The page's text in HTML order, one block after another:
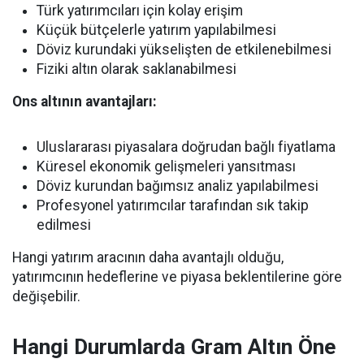
Türk yatırımcıları için kolay erişim
Küçük bütçelerle yatırım yapılabilmesi
Döviz kurundaki yükselişten de etkilenebilmesi
Fiziki altın olarak saklanabilmesi
Ons altının avantajları:
Uluslararası piyasalara doğrudan bağlı fiyatlama
Küresel ekonomik gelişmeleri yansıtması
Döviz kurundan bağımsız analiz yapılabilmesi
Profesyonel yatırımcılar tarafından sık takip
edilmesi
Hangi yatırım aracının daha avantajlı olduğu,
yatırımcının hedeflerine ve piyasa beklentilerine göre
değişebilir.
Hangi Durumlarda Gram Altın Öne